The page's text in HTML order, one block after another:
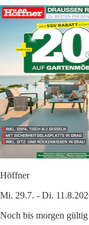
Höffner
Mi. 29.7. - Di.
Noch bis morgen gültig